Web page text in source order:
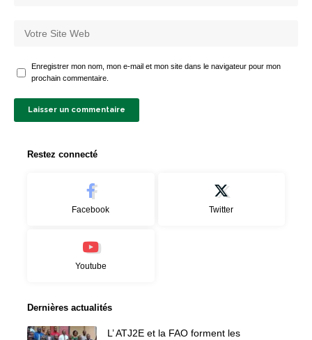
Enregistrer mon nom, mon e-mail et mon site dans le navigateur pour mon
prochain commentaire.
Restez connecté
Facebook Twitter
Youtube
Dernières actualités
L’ ATJ2E et la FAO forment les